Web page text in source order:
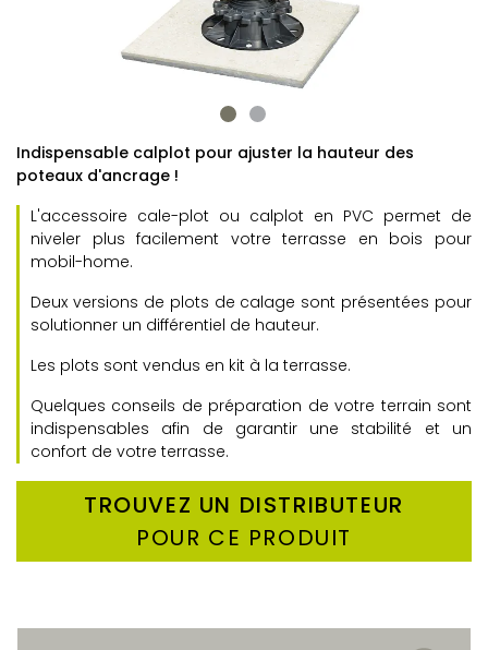
Indispensable calplot pour ajuster la hauteur des
poteaux d'ancrage !
L'accessoire cale-plot ou calplot en PVC permet de
niveler plus facilement votre terrasse en bois pour
mobil-home.
Deux versions de plots de calage sont présentées pour
solutionner un différentiel de hauteur.
Les plots sont vendus en kit à la terrasse.
Quelques conseils de préparation de votre terrain sont
indispensables afin de garantir une stabilité et un
confort de votre terrasse.
TROUVEZ UN DISTRIBUTEUR
POUR CE PRODUIT